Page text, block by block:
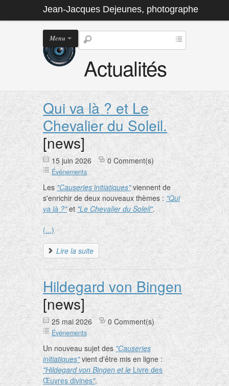
Jean-Jacques Dejeunes, photographe
Menu
Actualités
Qui va là ? et Le
Chevalier du Soleil.
[news]
15 juin 2026 0 Comment(s)
Événements
Les "Causeries initiatiques"viennent de
s'enrichir de deux nouveaux thèmes : "Qui
va là ?"et "Le Chevalier du Soleil".
(...)
Lire la suite
Hildegard von Bingen
[news]
25 mai 2026 0 Comment(s)
Événements
Un nouveau sujet des "Causeries
initiatiques"vient d'être mis en ligne :
"Hildegard von Bingen et le Livre des
Œuvres divines".